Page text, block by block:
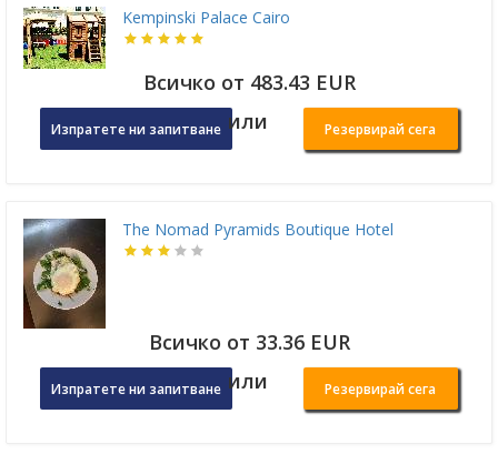
Kempinski Palace Cairo
Всичко от 483.43 EUR
Изпратете ни запитване или Резервирай сега
The Nomad Pyramids Boutique Hotel
Всичко от 33.36 EUR
Изпратете ни запитване или Резервирай сега